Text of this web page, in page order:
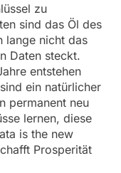
zu
sind das Öl des
lange nicht das
Daten steckt.
entstehen
ein natürlicher
permanent neu
lernen, diese
is the new
Prosperität